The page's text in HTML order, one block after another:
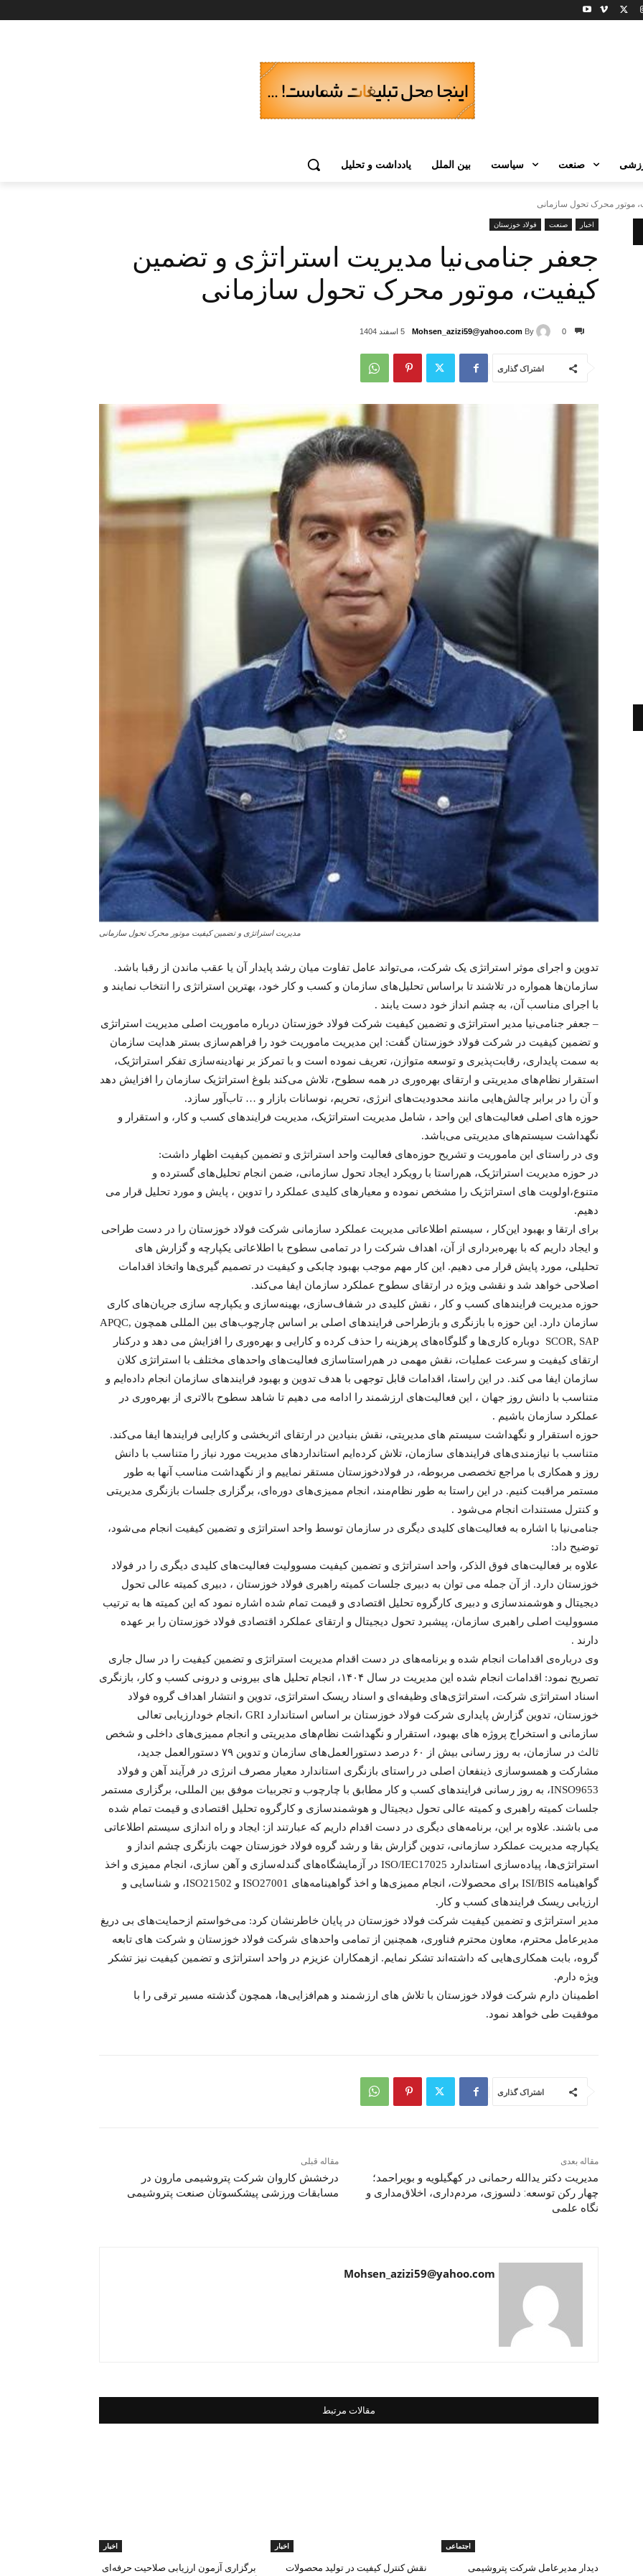
صنعت سیاست بین الملل یادداشت و تحلیل
موتور محرک تحول سازمانی
اخبار
صنعت فولاد خوزستان
جعفر جنامی‌نیا مدیریت استراتژی و تضمین
کیفیت، موتور محرک تحول سازمانی
By
Mohsen_azizi59@yahoo.com 5 اسفند 1404 0
اشتراک گذاری
مدیریت استراتژی و تضمین کیفیت موتور محرک تحول سازمانی
تدوین و اجرای موثر استراتژی یک شرکت، می‌تواند عامل تفاوت میان رشد پایدار آن یا عقب ماندن از رقبا باشد.
سازمان‌ها همواره در تلاشند تا براساس تحلیل‌های سازمان و کسب و کار خود‌، بهترین استراتژی را انتخاب نمایند و
با اجرای مناسب آن‌، به چشم انداز خود دست یابند .
– جعفر جنامی‌نیا مدیر استراتژی و تضمین کیفیت شرکت فولاد خوزستان درباره ماموریت اصلی مدیریت استراتژی
و تضمین کیفیت در شرکت فولاد خوزستان گفت: این مدیریت ماموریت خود را فراهم‌سازی بستر هدایت سازمان
به سمت پایداری، رقابت‌پذیری و توسعه متوازن، تعریف نموده است‌ و با تمرکز بر نهادینه‌سازی تفکر استراتژیک‌،
استقرار نظام‌های مدیریتی و ارتقای بهره‌وری در همه سطوح، تلاش می‌کند بلوغ استراتژیک سازمان را افزایش دهد
و آن را در برابر چالش‌هایی مانند محدودیت‌های انرژی، تحریم، نوسانات بازار و … تاب‌آور سازد.
حوزه های اصلی فعالیت‌های این واحد ، شامل مدیریت استراتژیک، مدیریت فرایندهای کسب و کار، و استقرار و
نگهداشت سیستم‌های مدیریتی می‌باشد.
وی در راستای این ماموریت‌ و تشریح حوزه‌های فعالیت واحد استراتژی و تضمین کیفیت اظهار داشت:
در حوزه مدیریت استراتژیک، هم‌راستا با رویکرد ایجاد تحول سازمانی، ضمن انجام تحلیل‌های گسترده و
متنوع،اولویت های استراتژیک را مشخص نموده و معیارهای کلیدی عملکرد را تدوین ، پایش و مورد تحلیل قرار می
دهیم.
برای ارتقا و بهبود این‌کار ، سیستم اطلاعاتی مدیریت عملکرد سازمانی شرکت فولاد خوزستان را در دست طراحی
و ایجاد داریم که با بهره‌برداری از آن‌، اهداف شرکت را در تمامی سطوح با اطلاعاتی یکپارچه و گزارش های
تحلیلی، مورد پایش قرار می دهیم. این کار مهم موجب بهبود چابکی و کیفیت در تصمیم گیری‌ها واتخاذ اقدامات
اصلاحی خواهد شد و نقشی ویژه در ارتقای سطوح عملکرد سازمان ایفا می‌کند.
حوزه مدیریت فرایندهای کسب و کار ، نقش کلیدی در شفاف‌سازی، بهینه‌سازی و یکپارچه سازی جریان‌های کاری
سازمان دارد. این حوزه با بازنگری و بازطراحی فرایندهای اصلی بر اساس چارچوب‌های بین المللی همچون APQC,
SCOR, SAP دوباره کاری‌ها و گلوگاه‌های پرهزینه را حذف کرده و کارایی و بهره‌وری را افزایش می دهد و درکنار
ارتقای کیفیت و سرعت عملیات، نقش مهمی در هم‌راستاسازی فعالیت‌های واحدهای مختلف با استراتژی کلان
سازمان ایفا می کند. در این راستا، اقدامات قابل توجهی با هدف تدوین و بهبود فرایندهای سازمان انجام داده‌ایم و
متناسب با دانش روز جهان ، این فعالیت‌های ارزشمند را ادامه می دهیم تا شاهد سطوح بالاتری از بهره‌وری در
عملکرد سازمان باشیم .
حوزه استقرار و نگهداشت سیستم های مدیریتی، نقش بنیادین در ارتقای اثربخشی و کارایی فرایندها ایفا می‌کند.
متناسب با نیازمندی‌های فرایندهای سازمان، تلاش کرده‌ایم استانداردهای مدیریت مورد نیاز را متناسب با دانش
روز و همکاری با مراجع تخصصی مربوطه، در فولادخوزستان مستقر نماییم و از نگهداشت مناسب آنها به طور
مستمر مراقبت کنیم. در این راستا به طور نظام‌مند، انجام ممیزی‌های دوره‌ای‌، برگزاری جلسات بازنگری مدیریتی
و کنترل مستندات انجام می‌شود .
جنامی‌نیا با اشاره به فعالیت‌های کلیدی دیگری در سازمان توسط واحد استراتژی و تضمین کیفیت انجام می‌شود،
توضیح داد:
علاوه بر فعالیت‌های فوق الذکر، واحد استراتژی و تضمین کیفیت مسوولیت فعالیت‌های کلیدی دیگری را در فولاد
خوزستان دارد. از آن جمله می توان به دبیری جلسات کمیته راهبری فولاد خوزستان ، دبیری کمیته عالی تحول
دیجیتال و هوشمندسازی و دبیری کارگروه تحلیل اقتصادی و قیمت تمام شده اشاره نمود که این کمیته ها به ترتیب
مسوولیت اصلی راهبری سازمان، پیشبرد تحول دیجیتال و ارتقای عملکرد اقتصادی فولاد خوزستان را بر عهده
دارند .
وی درباره‌ی اقدامات انجام شده و برنامه‌های در دست اقدام مدیریت استراتژی و تضمین کیفیت را در سال جاری
تصریح نمود: اقدامات انجام شده این مدیریت در سال ۱۴۰۴، انجام تحلیل های بیرونی و درونی کسب و کار، بازنگری
اسناد استراتژی شرکت، استراتژی‌های وظیفه‌ای و اسناد ریسک استراتژی، تدوین و انتشار اهداف گروه فولاد
خوزستان، تدوین گزارش پایداری شرکت فولاد خوزستان بر اساس استاندارد GRI ،انجام خودارزیابی تعالی
سازمانی و استخراج پروژه های بهبود، استقرار و نگهداشت نظام‌های مدیریتی و انجام ممیزی‌های داخلی و شخص
ثالث در سازمان، به روز رسانی بیش از ۶۰ درصد دستورالعمل‌های سازمان و تدوین ۷۹ دستورالعمل جدید،
مشارکت و همسوسازی ذینفعان اصلی در راستای بازنگری استاندارد معیار مصرف انرژی در فرآیند آهن و فولاد
INSO9653، به روز رسانی فرایندهای کسب و کار مطابق با چارچوب و تجربیات موفق بین المللی‌، برگزاری مستمر
جلسات کمیته راهبری و کمیته عالی تحول دیجیتال و هوشمندسازی و کارگروه تحلیل اقتصادی و قیمت تمام شده
می باشند. علاوه بر این، برنامه‌های دیگری در دست اقدام داریم که عبارتند از: ایجاد و راه اندازی سیستم اطلاعاتی
یکپارچه مدیریت عملکرد سازمانی، تدوین گزارش بقا و رشد گروه فولاد خوزستان جهت بازنگری چشم انداز و
استراتژی‌ها، پیاده‌سازی استاندارد ISO/IEC17025 در آزمایشگاه‌های گندله‌سازی و آهن سازی، انجام ممیزی و اخذ
گواهینامه ISI/BIS برای محصولات‌، انجام ممیزی‌ها و اخذ گواهینامه‌های ISO27001 و ISO21502، و شناسایی و
ارزیابی ریسک فرایندهای کسب و کار.
مدیر استراتژی و تضمین کیفیت شرکت فولاد خوزستان در پایان خاطرنشان کرد: می‌خواستم ازحمایت‌های بی دریغ
مدیرعامل محترم، معاون محترم فناوری، همچنین از تمامی واحدهای شرکت فولاد خوزستان و شرکت های تابعه
گروه، بابت همکاری‌هایی که داشته‌اند تشکر نمایم. ازهمکاران عزیزم در واحد استراتژی و تضمین کیفیت نیز تشکر
ویژه دارم.
اطمینان دارم شرکت فولاد خوزستان با تلاش های ارزشمند و هم‌افزایی‌ها، همچون گذشته مسیر ترقی را با
موفقیت طی خواهد نمود.
اشتراک گذاری
مقاله قبلی
درخشش کاروان شرکت پتروشیمی مارون در
مسابقات ورزشی پیشکسوتان صنعت پتروشیمی
مقاله بعدی
مدیریت دکتر یدالله رحمانی در کهگیلویه و بویراحمد؛
چهار رکن توسعه: دلسوزی، مردم‌داری، اخلاق‌مداری و
نگاه علمی
Mohsen_azizi59@yahoo.com
مقالات مرتبط
اجتماعی
دیدار مدیرعامل شرکت پتروشیمی
اخبار
نقش کنترل کیفیت در تولید محصولات
اخبار
برگزاری آزمون ارزیابی صلاحیت حرفه‌ای